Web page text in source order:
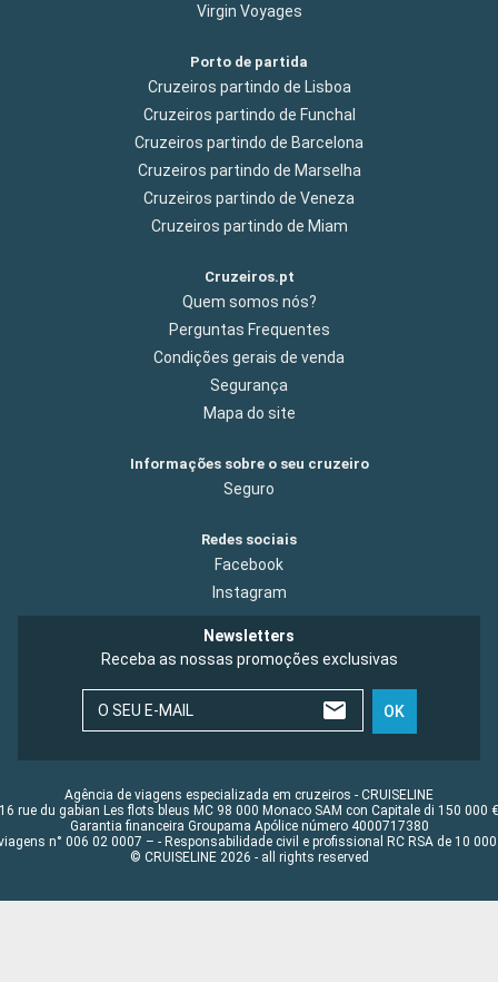
Virgin Voyages
Porto de partida
Cruzeiros partindo de Lisboa
Cruzeiros partindo de Funchal
Cruzeiros partindo de Barcelona
Cruzeiros partindo de Marselha
Cruzeiros partindo de Veneza
Cruzeiros partindo de Miam
Cruzeiros.pt
Quem somos nós?
Perguntas Frequentes
Condições gerais de venda
Segurança
Mapa do site
Informações sobre o seu cruzeiro
Seguro
Redes sociais
Facebook
Instagram
Newsletters
Receba as nossas promoções exclusivas
O SEU E-MAIL OK
Agência de viagens especializada em cruzeiros - CRUISELINE
16 rue du gabian Les flots bleus MC 98 000 Monaco SAM con Capitale di 150 000 €
Garantia financeira Groupama Apólice número 4000717380
n° 006 02 0007 – - Responsabilidade civil e profissional RC RSA de 10 000
© CRUISELINE 2026 - all rights reserved